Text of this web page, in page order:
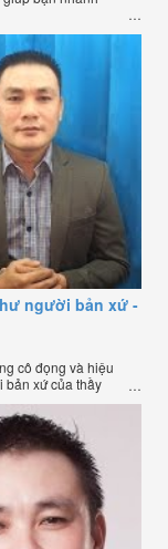
người bản xứ -
cô đọng và hiệu
bản xứ của thầy
trình dạy tiếng